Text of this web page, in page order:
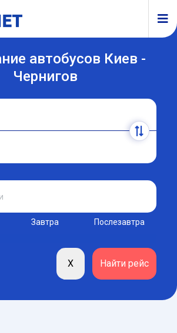
автобусов Киев -
Чернигов
Завтра Послезавтра